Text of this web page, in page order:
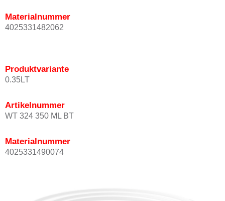
Materialnummer
4025331482062
Produktvariante
0.35LT
Artikelnummer
WT 324 350 ML BT
Materialnummer
4025331490074